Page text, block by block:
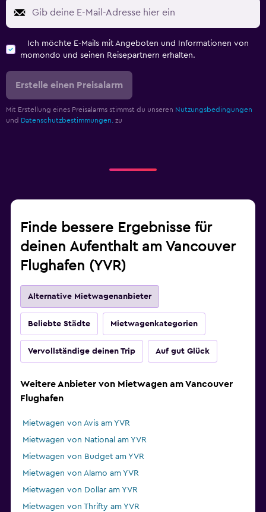
Ich möchte E-Mails mit Angeboten und Informationen von
momondo und seinen Reisepartnern erhalten.
Erstelle einen Preisalarm
Mit Erstellung eines Preisalarms stimmst du unseren Nutzungsbedingungen
und Datenschutzbestimmungen. zu
Finde bessere Ergebnisse für
deinen Aufenthalt am Vancouver
Flughafen (YVR)
Alternative Mietwagenanbieter
Beliebte Städte Mietwagenkategorien
Vervollständige deinen Trip Auf gut Glück
Weitere Anbieter von Mietwagen am Vancouver
Flughafen
Mietwagen von Avis am YVR
Mietwagen von National am YVR
Mietwagen von Budget am YVR
Mietwagen von Alamo am YVR
Mietwagen von Dollar am YVR
Mietwagen von Thrifty am YVR